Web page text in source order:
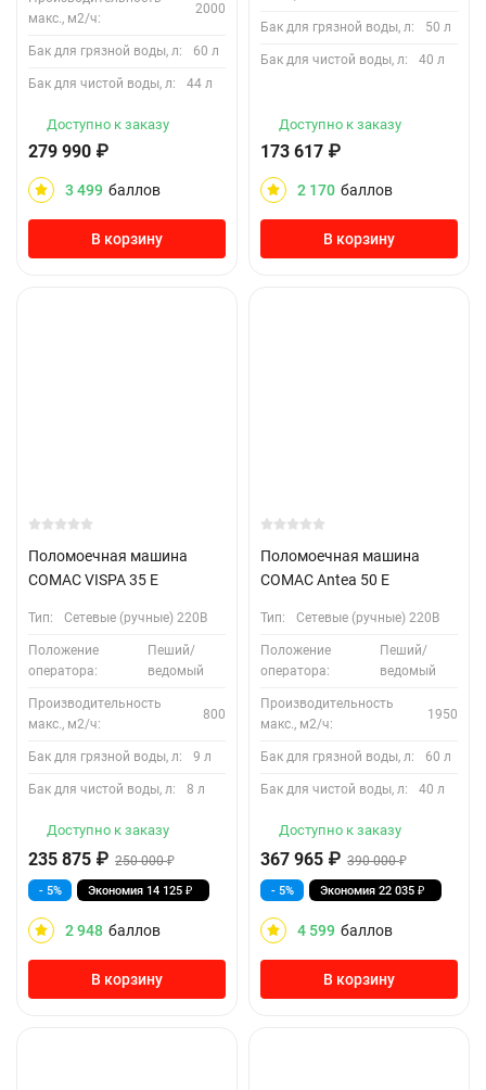
макс., м2/ч:
2000
Бак для грязной воды, л: 60 л
Бак для чистой воды, л: 44 л
Доступно к заказу
279 990 ₽
3 499 баллов
В корзину
Бак для грязной воды, л: 50 л
Бак для чистой воды, л: 40 л
Доступно к заказу
173 617 ₽
2 170 баллов
В корзину
Поломоечная машина
COMAC VISPA 35 Е
Тип: Сетевые (ручные) 220В
Положение
оператора:
Пеший/
ведомый
Производительность
макс., м2/ч:
800
Бак для грязной воды, л: 9 л
Бак для чистой воды, л: 8 л
Доступно к заказу
235 875 ₽ 250 000₽
- 5% Экономия 14 125 ₽
2 948 баллов
В корзину
Поломоечная машина
COMAC Antea 50 E
Тип: Сетевые (ручные) 220В
Положение
оператора:
Пеший/
ведомый
Производительность
макс., м2/ч:
1950
Бак для грязной воды, л: 60 л
Бак для чистой воды, л: 40 л
Доступно к заказу
367 965 ₽ 390 000₽
- 5% Экономия 22 035 ₽
4 599 баллов
В корзину